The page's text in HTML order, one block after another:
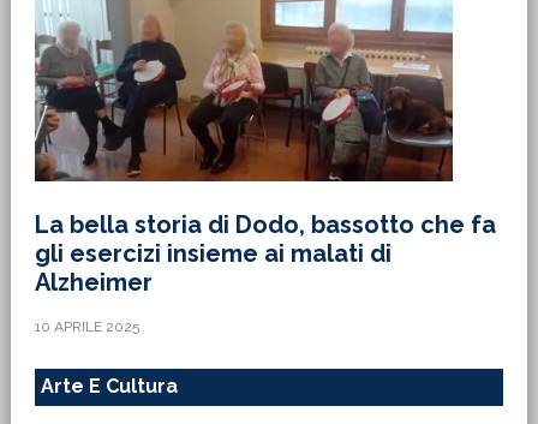
La bella storia di Dodo, bassotto che fa
gli esercizi insieme ai malati di
Alzheimer
10 APRILE 2025
Arte E Cultura